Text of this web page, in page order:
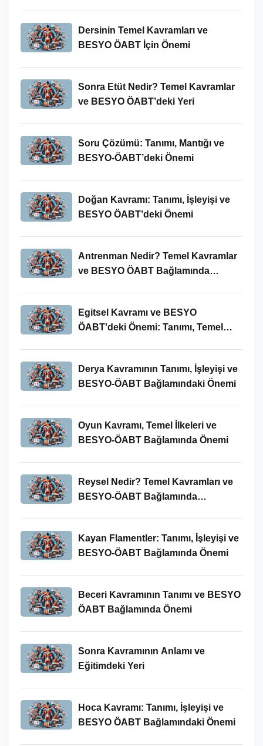
Dersinin Temel Kavramları ve
BESYO ÖABT İçin Önemi
Sonra Etüt Nedir? Temel Kavramlar
ve BESYO ÖABT’deki Yeri
Soru Çözümü: Tanımı, Mantığı ve
BESYO-ÖABT’deki Önemi
Doğan Kavramı: Tanımı, İşleyişi ve
BESYO ÖABT’deki Önemi
Antrenman Nedir? Temel Kavramlar
ve BESYO ÖABT Bağlamında
Egitsel Kavramı ve BESYO
ÖABT'deki Önemi: Tanımı, Temel
Derya Kavramının Tanımı, İşleyişi ve
BESYO-ÖABT Bağlamındaki Önemi
Oyun Kavramı, Temel İlkeleri ve
BESYO-ÖABT Bağlamında Önemi
Reysel Nedir? Temel Kavramları ve
BESYO-ÖABT Bağlamında
Kayan Flamentler: Tanımı, İşleyişi ve
BESYO-ÖABT Bağlamında Önemi
Beceri Kavramının Tanımı ve BESYO
ÖABT Bağlamında Önemi
Sonra Kavramının Anlamı ve
Eğitimdeki Yeri
Hoca Kavramı: Tanımı, İşleyişi ve
BESYO ÖABT Bağlamındaki Önemi